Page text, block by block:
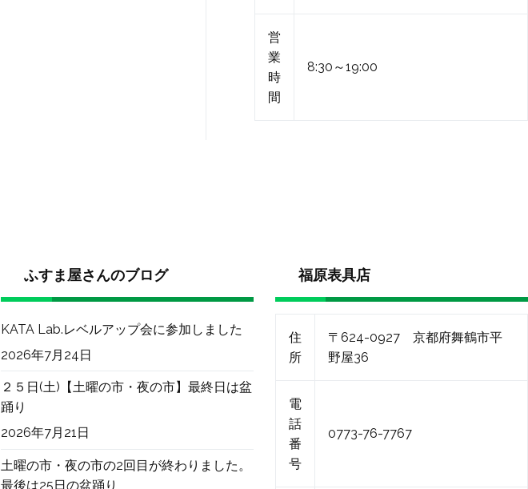
営
業
時
間
8:30～19:00
ふすま屋さんのブログ
KATA Lab.レベルアップ会に参加しました
2026年7月24日
２５日(土)【土曜の市・夜の市】最終日は盆
踊り
2026年7月21日
土曜の市・夜の市の2回目が終わりました。
最後は25日の盆踊り
福原表具店
住
所
〒624-0927 京都府舞鶴市平
野屋36
電
話
番
号
0773-76-7767